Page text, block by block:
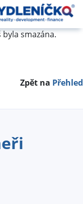
smazána.
Zpět na Přehled